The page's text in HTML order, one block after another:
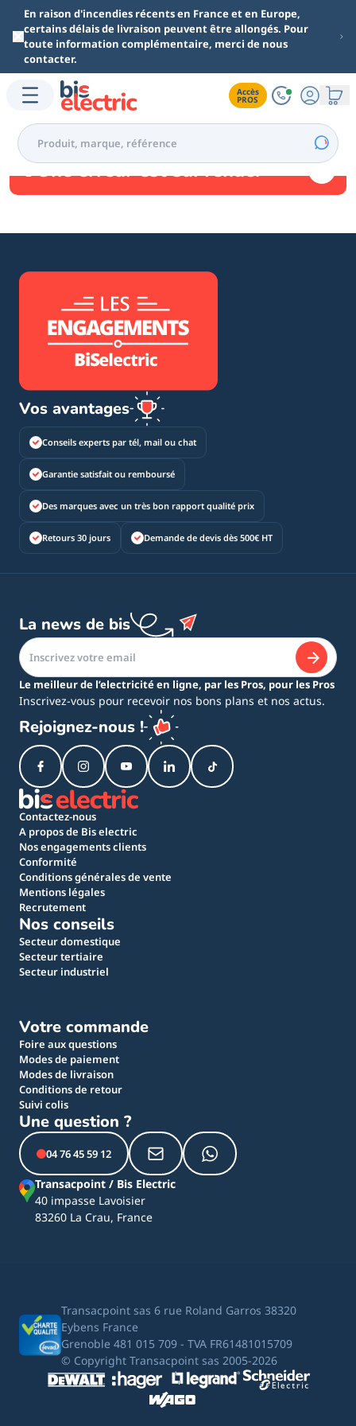
Aller au contenu principal
En raison d'incendies récents en France et en Europe,
certains délais de livraison peuvent être allongés. Pour
toute information complémentaire, merci de nous
contacter.
Accès
PROS
Une erreur est survenue.
Vos avantages
Conseils experts par tél, mail ou chat
Garantie satisfait ou remboursé
Des marques avec un très bon rapport qualité prix
Retours 30 jours Demande de devis dès 500€ HT
La news de bis
Le meilleur de l’electricité en ligne, par les Pros, pour les Pros
Inscrivez-vous pour recevoir nos bons plans et nos actus.
Rejoignez-nous !
Contactez-nous
A propos de Bis electric
Nos engagements clients
Conformité
Conditions générales de vente
Mentions légales
Recrutement
Nos conseils
Secteur domestique
Secteur tertiaire
Secteur industriel
Votre commande
Foire aux questions
Modes de paiement
Modes de livraison
Conditions de retour
Suivi colis
Une question ?
04 76 45 59 12
Transacpoint / Bis Electric
40 impasse Lavoisier
83260 La Crau, France
Transacpoint sas 6 rue Roland Garros 38320
Eybens France
Grenoble 481 015 709 - TVA FR61481015709
© Copyright Transacpoint sas 2005-2026